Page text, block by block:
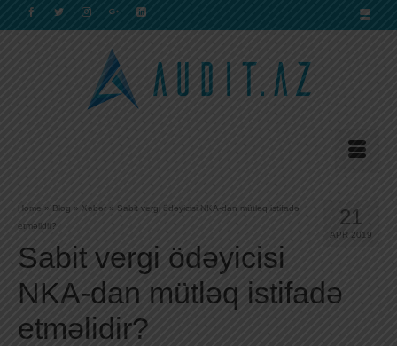
21
APR 2019
Home » Blog » Xəbər » Sabit vergi ödəyicisi NKA-dan mütləq istifadə
etməlidir?
Sabit vergi ödəyicisi
NKA-dan mütləq istifadə
etməlidir?